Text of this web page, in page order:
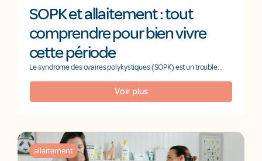
SOPK et allaitement : tout
comprendre pour bien vivre
cette période
Le syndrome des ovaires polykystiques (SOPK) est un trouble...
Voir plus
allaitement